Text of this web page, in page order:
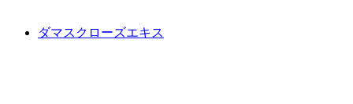
ダマスクローズエキス